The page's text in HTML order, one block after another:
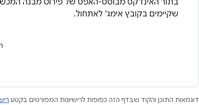
שקיימים בקובץ אימג' לאתחול.
דוגמאות התוכן והקוד שבדף הזה כפופות לרישיונות המפורטים בקטע